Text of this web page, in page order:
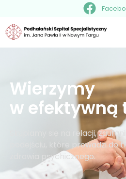
Wierzymy
w efektywną
Skupiamy się na relacji,
podejściu, które prowadzi do
zdrowia psychicznego.